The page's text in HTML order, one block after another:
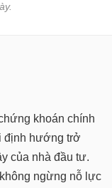
khoán chính
định hướng trở
của nhà đầu tư.
ngừng nỗ lực